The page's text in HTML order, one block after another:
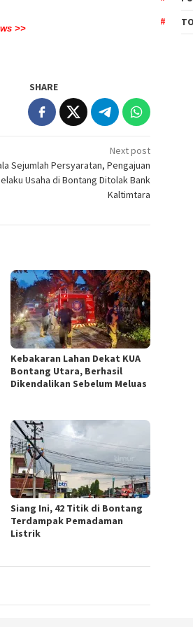
>>
SHARE
Next post
Sejumlah Persyaratan, Pengajuan
Usaha di Bontang Ditolak Bank
Kaltimtara
Kebakaran Lahan Dekat KUA
Bontang Utara, Berhasil
Dikendalikan Sebelum Meluas
Siang Ini, 42 Titik di Bontang
Terdampak Pemadaman
Listrik